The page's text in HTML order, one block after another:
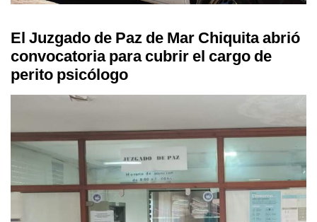
El Juzgado de Paz de Mar Chiquita abrió
convocatoria para cubrir el cargo de
perito psicólogo